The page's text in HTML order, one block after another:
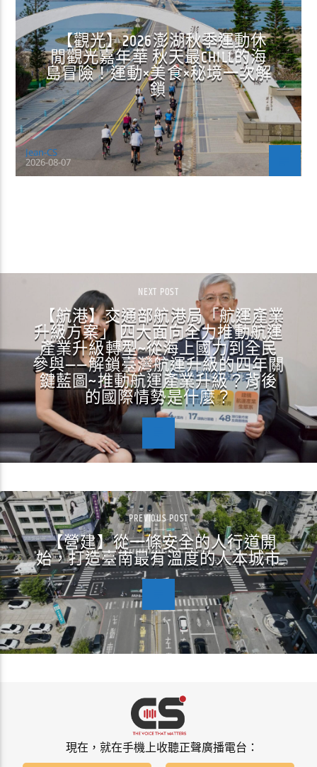
【觀光】2026澎湖秋季運動休
閒觀光嘉年華 秋天最CHILL的海
島冒險！運動×美食×秘境一次解
鎖
Jean-CS
2026-08-07
NEXT POST
【航港】交通部航港局「航運產業
升級方案」 四大面向全力推動航運
產業升級轉型~從海上國力到全民
參與——解鎖臺灣航運升級的四年關
鍵藍圖~推動航運產業升級？背後
的國際情勢是什麼？
PREVIOUS POST
【營建】從一條安全的人行道開
始，打造臺南最有溫度的人本城市
現在，就在手機上收聽正聲廣播電台：